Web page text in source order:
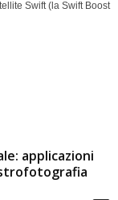
Swift (la Swift Boost
applicazioni